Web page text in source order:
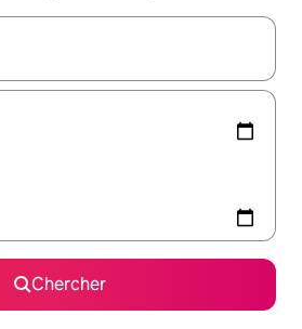
affichés, parcourez-les en utilisant
Chercher